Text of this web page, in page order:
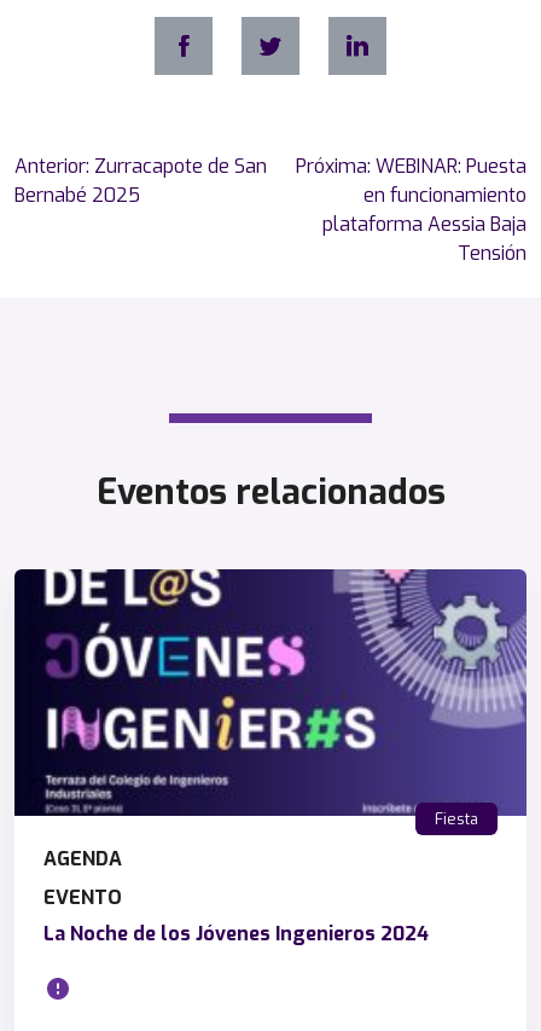
Navegación
de
Anterior: Zurracapote de San
Bernabé 2025
Próxima: WEBINAR: Puesta
en funcionamiento
plataforma Aessia Baja
Tensión
Eventos relacionados
Fiesta
AGENDA
EVENTO
La Noche de los Jóvenes Ingenieros 2024